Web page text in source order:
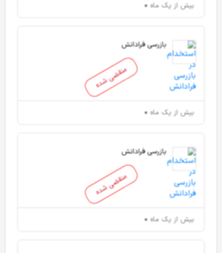
بیش از یک ماه
منقضی شده
بازرسی فرادانش
بیش از یک ماه
منقضی شده
بازرسی فرادانش
بیش از یک ماه